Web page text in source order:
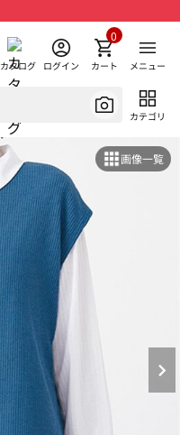
カタログ ログイン カート
0
メニュー
カテゴリ
画像一覧